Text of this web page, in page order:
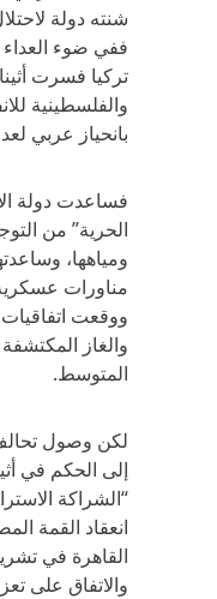
ففي ضوء العداء
تركيا فسرت
والفلسطينية
بانحياز عربي
فساعدت دولة
الحرية” من
ومياهها،
مناورات
ووقعت
والغاز
المتوسط.
لكن وصول
إلى الحكم في
“الشراكة
انعقاد القمة
القاهرة في
والاتفاق على